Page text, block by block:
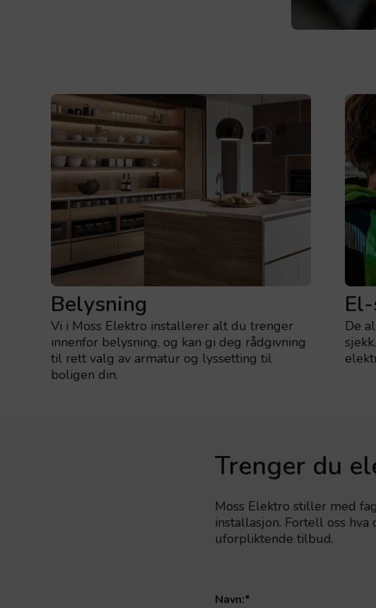
Belysning
Vi i Moss Elektro installerer alt du trenger
innenfor belysning, og kan gi deg rådgivning
til rett valg av armatur og lyssetting til
boligen din.
De
Trenger du
Moss Elektro stiller med
installasjon. Fortell oss
uforpliktende tilbud.
Navn:*